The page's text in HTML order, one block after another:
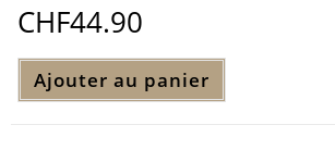
CHF44.90
Ajouter au panier